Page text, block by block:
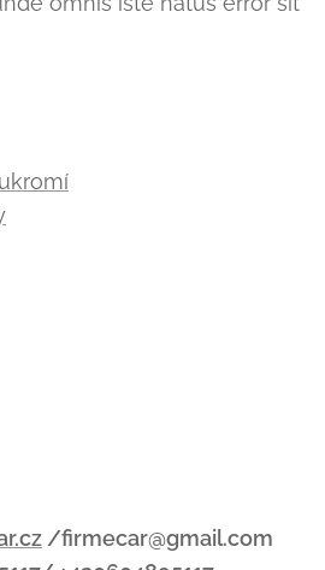
/firmecar@gmail.com